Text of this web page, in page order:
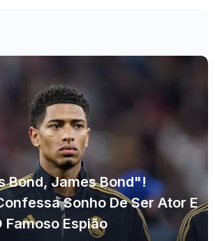
Bond, James Bond"!
Sonho De Ser Ator E
Espião